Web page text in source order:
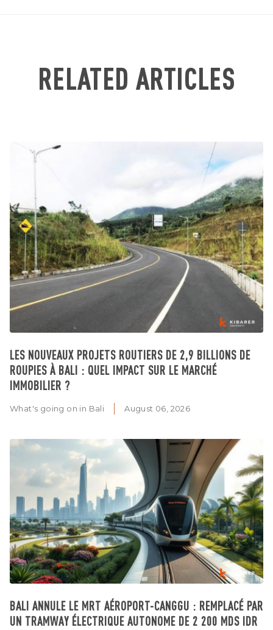
RELATED ARTICLES
LES NOUVEAUX PROJETS ROUTIERS DE 2,9 BILLIONS DE
ROUPIES À BALI : QUEL IMPACT SUR LE MARCHÉ
IMMOBILIER ?
What's going on in Bali August 06, 2026
BALI ANNULE LE MRT AÉROPORT-CANGGU : REMPLACÉ PAR
UN TRAMWAY ÉLECTRIQUE AUTONOME DE 2 200 MDS IDR